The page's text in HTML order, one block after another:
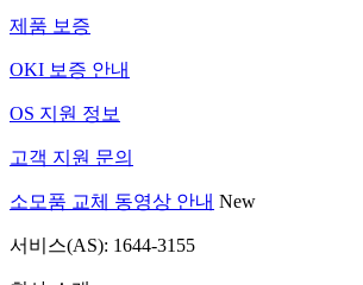
제품 보증
OKI 보증 안내
OS 지원 정보
고객 지원 문의
소모품 교체 동영상 안내 New
서비스(AS): 1644-3155